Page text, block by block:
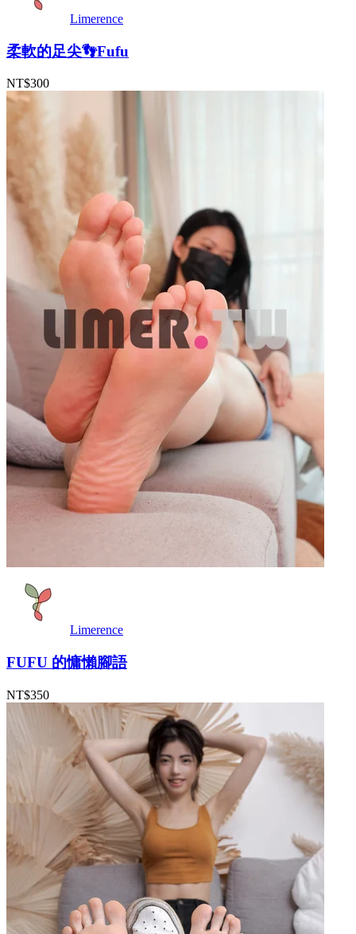
Limerence
柔軟的足尖👣Fufu
NT$300
Limerence
FUFU 的慵懶腳語
NT$350